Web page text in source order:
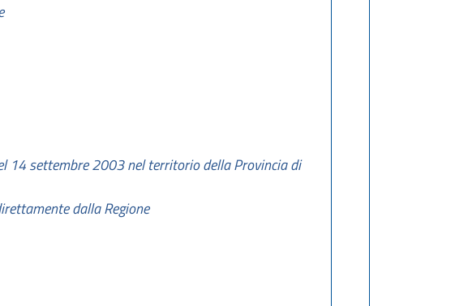
14 settembre 2003 nel territorio della Provincia di
dalla Regione